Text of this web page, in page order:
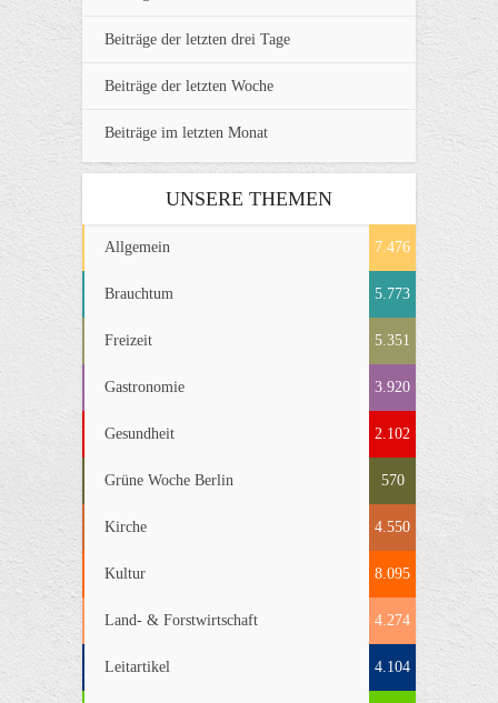
Beiträge der letzten drei Tage
Beiträge der letzten Woche
Beiträge im letzten Monat
UNSERE THEMEN
Allgemein 7.476
Brauchtum 5.773
Freizeit 5.351
Gastronomie 3.920
Gesundheit 2.102
Grüne Woche Berlin 570
Kirche 4.550
Kultur 8.095
Land- & Forstwirtschaft 4.274
Leitartikel 4.104